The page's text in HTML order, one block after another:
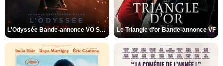
L'Odyssée Bande-annonce VO STFR Le Triangle d'or Bande-annonce VF